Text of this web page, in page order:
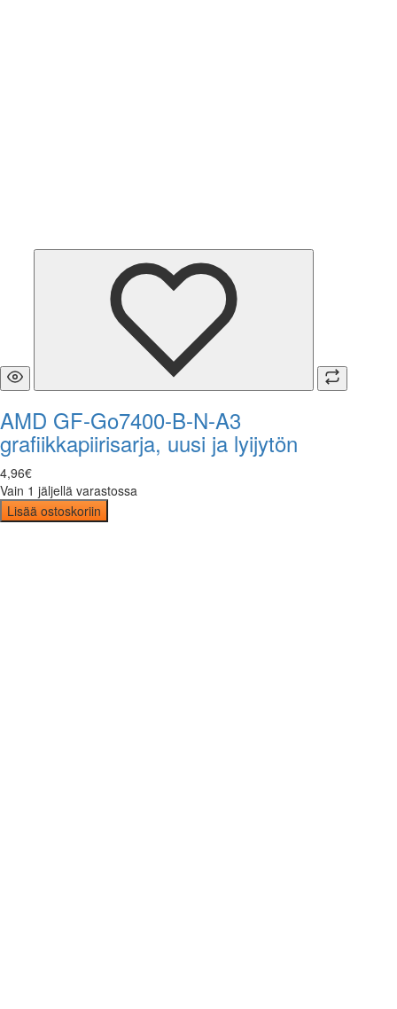
AMD GF-Go7400-B-N-A3
grafiikkapiirisarja, uusi ja lyijytön
4,96€
Vain 1 jäljellä varastossa
Lisää ostoskoriin